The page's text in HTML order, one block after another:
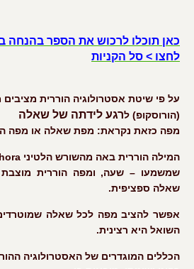
כאן תוכלו לרכוש את הספר בהנחה
לחצו > סל הקניות
על פי שיטת אסטרולוגיה הוררית
(הורוסקופ) לרגע לידתה של שאלה
מפה כזאת נקראת: מפת שאלה או מפה
המילה הוררית באה מהשורש הלטיני hora
שמשמעו – שעה, ומפה הוררית
שאלה ספציפית.
אפשר להציב מפה לכל שאלה
השואל היא רצינית.
הכללים המוגדרים של האסטרולוגיה